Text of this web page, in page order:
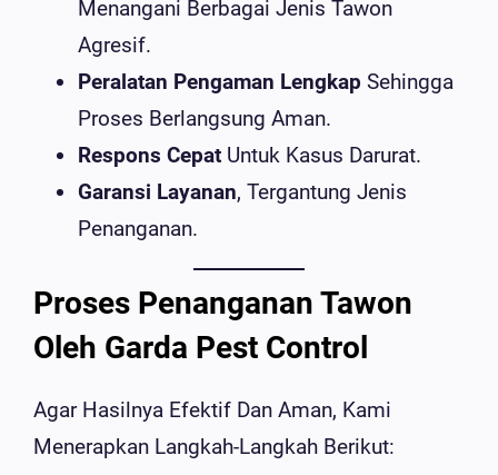
Menangani Berbagai Jenis Tawon
Agresif.
Peralatan Pengaman Lengkap Sehingga
Proses Berlangsung Aman.
Respons Cepat Untuk Kasus Darurat.
Garansi Layanan, Tergantung Jenis
Penanganan.
Proses Penanganan Tawon
Oleh Garda Pest Control
Agar Hasilnya Efektif Dan Aman, Kami
Menerapkan Langkah-Langkah Berikut: